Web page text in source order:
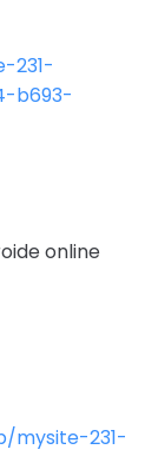
231-
b693-
online
mysite-231-